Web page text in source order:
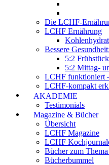
Die LCHF-
LCHF Ernährung
Bessere
5:2 Frühstück
5:2 Mittag-
LCHF funktioniert
LCHF-kompakt
AKADEMIE
Testimonials
Magazine & Bücher
Übersicht
LCHF Magazine
LCHF
Bücher zum
Bücherbummel